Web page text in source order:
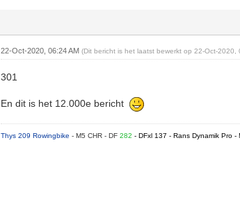
22-Oct-2020, 06:24 AM(Dit bericht is het laatst bewerkt op 22-Oct-
301
En dit is het 12.000e bericht
Thys 209 Rowingbike- M5 CHR - DF282- DFxl 137 - Rans Dynamik Pro -